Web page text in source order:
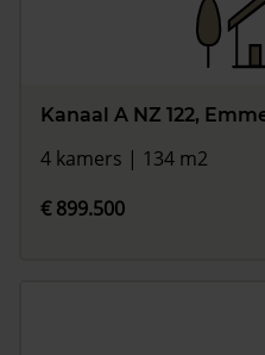
Kanaal A NZ 122,
4 kamers | 134 m2
€ 899.500